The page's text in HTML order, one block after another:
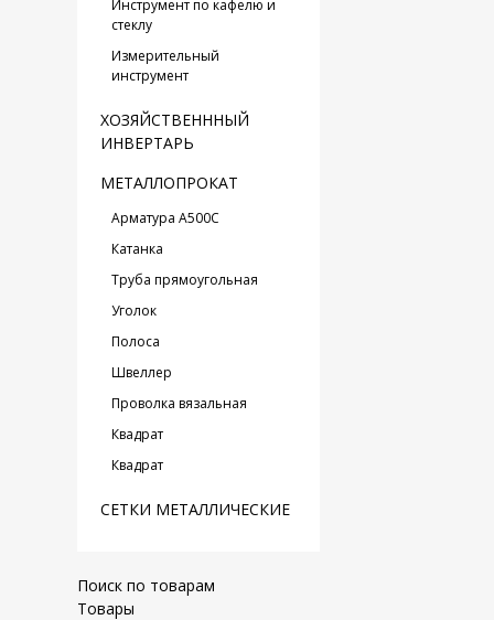
Инструмент по кафелю и
стеклу
Измерительный
инструмент
ХОЗЯЙСТВЕНННЫЙ
ИНВЕРТАРЬ
МЕТАЛЛОПРОКАТ
Арматура А500С
Катанка
Труба прямоугольная
Уголок
Полоса
Швеллер
Проволка вязальная
Квадрат
Квадрат
СЕТКИ МЕТАЛЛИЧЕСКИЕ
Поиск по товарам
Товары